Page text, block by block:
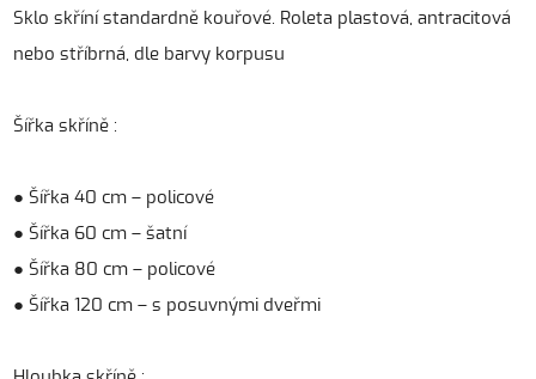
Sklo skříní standardně kouřové. Roleta plastová, antracitová
nebo stříbrná, dle barvy korpusu
Šířka skříně :
● Šířka 40 cm – policové
● Šířka 60 cm – šatní
● Šířka 80 cm – policové
● Šířka 120 cm – s posuvnými dveřmi